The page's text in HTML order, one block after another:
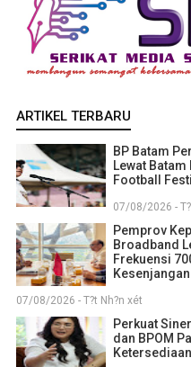
ARTIKEL TERBARU
BP Batam
Lewat
Football
07/08/2026 -
Pemprov
Broadband
Frekuensi
07/08/2026 - T?t Nh?n xét
Perkuat
dan BPOM